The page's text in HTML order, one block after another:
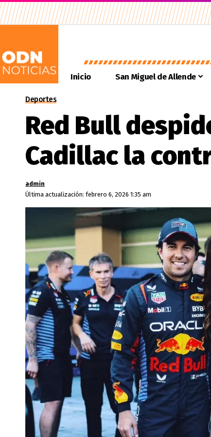
Inicio San Miguel de Allende
Deportes
Red Bull
Cadillac la
Última actualización: febrero 6, 2026 1:35 am
admin